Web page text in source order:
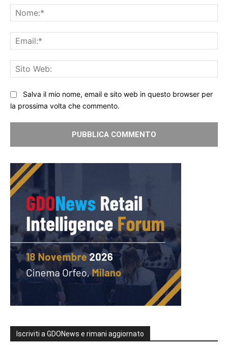
Salva il mio nome, email e sito web in questo browser per
la prossima volta che commento.
Iscriviti a GDONews e rimani aggiornato